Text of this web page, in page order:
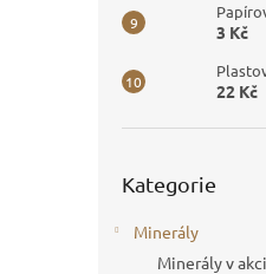
3 Kč
22 Kč
kategorie
Kategorie
Minerály
Minerály v